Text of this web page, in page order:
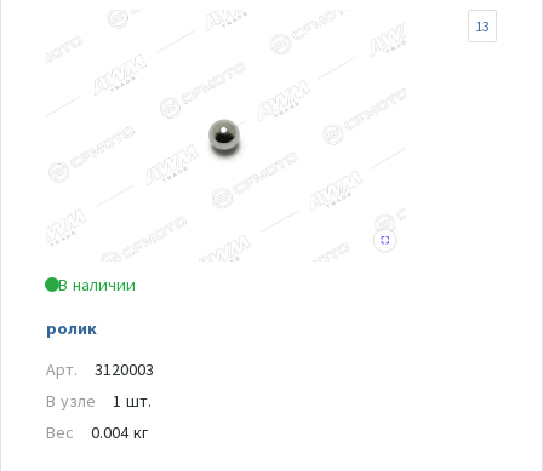
В наличии
ролик
13
Арт.
3120003
В узле
1 шт.
Вес
0.004 кг